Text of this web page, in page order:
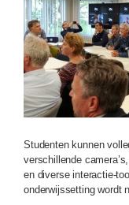
Studenten kunnen
verschillende
en diverse interactie-
onderwijssetting wordt